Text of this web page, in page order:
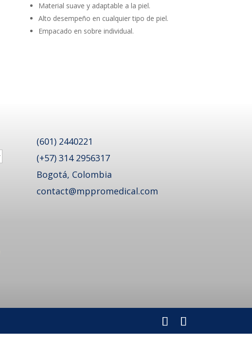
Material suave y adaptable a la piel.
Alto desempeño en cualquier tipo de piel.
Empacado en sobre individual.
(601) 2440221
(+57) 314 2956317
Bogotá, Colombia
contact@mppromedical.com